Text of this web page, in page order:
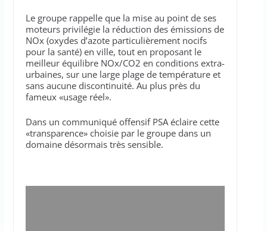
Le groupe rappelle que la mise au point de ses
moteurs privilégie la réduction des émissions de
NOx (oxydes d’azote particulièrement nocifs
pour la santé) en ville, tout en proposant le
meilleur équilibre NOx/CO2 en conditions extra-
urbaines, sur une large plage de température et
sans aucune discontinuité. Au plus près du
fameux «usage réel».
Dans un communiqué offensif PSA éclaire cette
«transparence» choisie par le groupe dans un
domaine désormais très sensible.